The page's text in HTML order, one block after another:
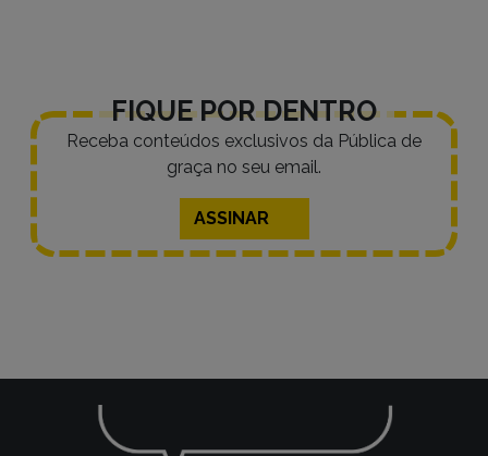
FIQUE POR DENTRO
Receba conteúdos exclusivos da Pública de
graça no seu email.
ASSINAR